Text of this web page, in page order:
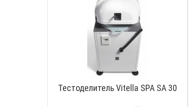
Тестоделитель Vitella SPA SA 30